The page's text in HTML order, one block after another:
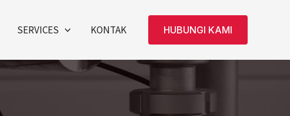
SERVICES KONTAK HUBUNGI KAMI